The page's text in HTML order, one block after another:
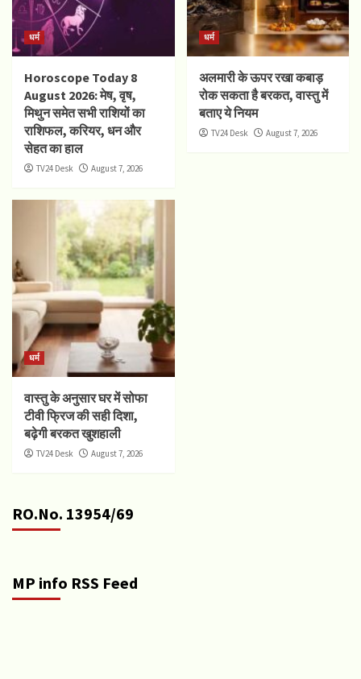
धर्म
Horoscope Today 8
August 2026: मेष, वृष,
मिथुन समेत सभी राशियों का
राशिफल, करियर, धन और
सेहत का हाल
TV24 Desk August 7, 2026
धर्म
अलमारी के ऊपर रखा कबाड़
रोक सकता है बरकत, वास्तु में
बताए ये नियम
TV24 Desk August 7, 2026
धर्म
वास्तु के अनुसार घर में सोफा
टीवी फ्रिज की सही दिशा,
बढ़ेगी बरकत खुशहाली
TV24 Desk August 7, 2026
RO.No. 13954/69
MP info RSS Feed